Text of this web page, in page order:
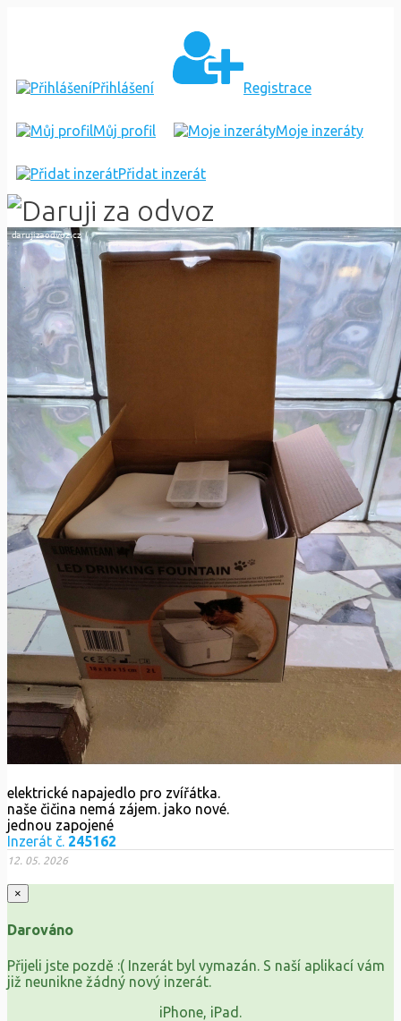
Přihlášení Registrace
Můj profil Moje inzeráty
Přidat inzerát
NAPAJEDLO
elektrické napajedlo pro zvířátka.
naše čičina nemá zájem. jako nové.
jednou zapojené
Inzerát č. 245162
12. 05. 2026
×
Darováno
Přijeli jste pozdě :( Inzerát byl vymazán. S naší aplikací vám
již neunikne žádný nový inzerát.
iPhone, iPad.